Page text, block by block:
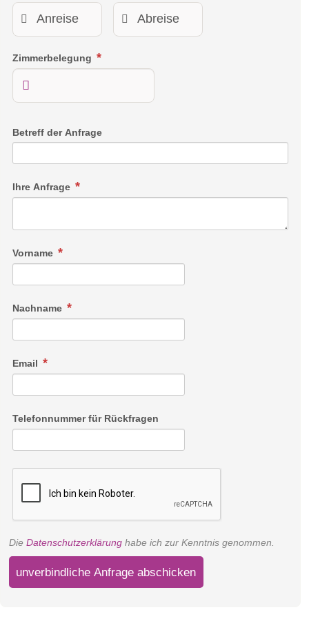
wie im Kino. Dunkles Holz, Samt und Leder sowie eine
freistehende Smeg-Minibar sorgen für filmreife Erholung.
Nicht nur die Würze der Berge auch die Liebe liegt in der Luft.
auf das Panorama oder auch in der freistehenden
Badewanne, wo die Seifenblasen das Schaumbad zum
Prickeln bringen.
Zimmerbelegung
Betreff der Anfrage
Ihre Anfrage
Vorname
Nachname
Email
Telefonnummer für Rückfragen
Die Datenschutzerklärung habe ich zur Kenntnis genommen.
unverbindliche Anfrage abschicken